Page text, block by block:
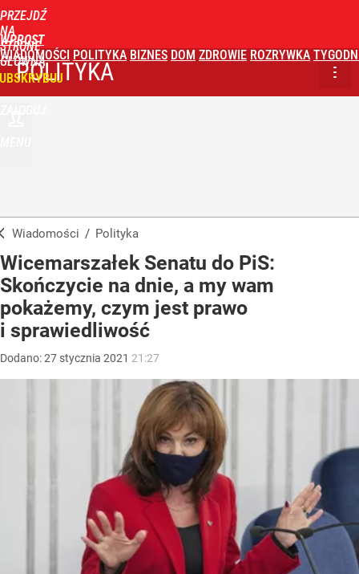
PRZEJDŹ
NA
STRONĘ
GŁÓWNĄ
WPROST
WIADOMOŚCI POLITYKA BIZNES DOM ZDROWIE ROZRYWKA
POLITYKA
Wiadomości / Polityka
Wicemarszałek Senatu do PiS:
Skończycie na dnie, a my wam
pokażemy, czym jest prawo
i sprawiedliwość
Dodano:27 stycznia 2021 21:27